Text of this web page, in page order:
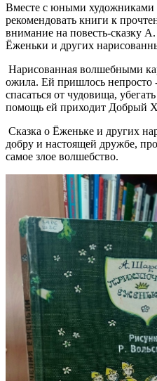
Вместе с юными художниками
рекомендовать книги к
внимание на повесть-сказку
Ëженьки и других
Нарисованная волшебными
ожила. Ей пришлось непросто
спасаться от чудовища,
помощь ей приходит Добрый
Сказка о Ёженьке и других
добру и настоящей дружбе,
самое злое волшебство.